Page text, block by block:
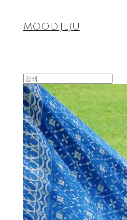
MOOD.JEJU